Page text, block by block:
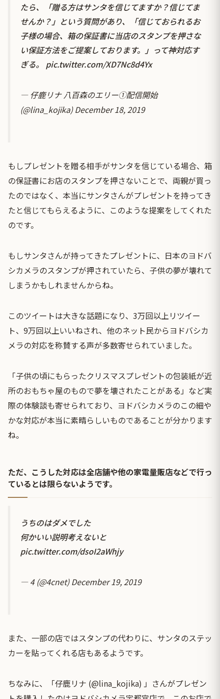
たら、「贈る方はサンタを信じてますか？信じてま
せんか？」という質問があり、「信じておられるお
子様の場合、箱の保証書に当店のスタンプを押さな
い保証方法をご提案しております。」って神対応す
ぎる。 pic.twitter.com/XD7Nc8d4Yx
— 仔鹿リナ 八百森のエリー①配信開始
(@lina_kojika)December 18, 2019
もしプレゼントを贈る相手がサンタを信じている場合、箱
の保証書にお店のスタンプを押さないことで、両親が買っ
たのではなく、本当にサンタさんがプレゼントを持ってき
たと信じてもらえるように、このような提案をしてくれた
のです。
もしサンタさんが持ってきたプレゼントに、日本のヨドバ
シカメラのスタンプが押されていたら、子供の夢が壊れて
しまうかもしれませんからね。
このツイートは大きな話題になり、3万回以上リツイー
ト、9万回以上いいねされ、他のネット民からヨドバシカ
メラの対応を称賛する声が多数寄せられていました。
「子供の頃にもらったクリスマスプレゼントの包装紙が近
所のおもちゃ屋のもので夢を壊されたことがある」など実
際の体験談も寄せられており、ヨドバシカメラのこの細や
かな対応が本当に素晴らしいものであることが分かります
ね。
ただ、こうした対応は全店舗や他の家電量販店などで行っ
ているとは限らないようです。
うちのはダメでした
何かいい説明考えないと
pic.twitter.com/dsoI2aWhjy
— 4 (@4cnet)December 19, 2019
また、一部の店ではスタンプの代わりに、サンタのステッ
カーを貼ってくれる店もあるようです。
ちなみに、「仔鹿リナ (@lina_kojika) 」さんがプレゼン